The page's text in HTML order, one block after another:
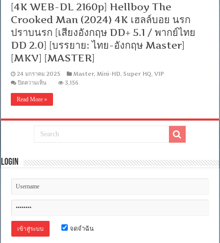
[4K WEB-DL 2160p] Hellboy The
Crooked Man (2024) 4K เฮลล์บอย นรก
ปราบนรก [เสียงอังกฤษ DD+ 5.1 / พากย์ไทย
DD 2.0] [บรรยาย: ไทย-อังกฤษ Master]
[MKV] [MASTER]
24 มกราคม 2025 Master, Mini-HD,Super HQ,VIP
ปิดความเห็น
DL
Hellboy
Crooked
Man
เฮ
บอย
อังกฤษ
5.1
3,156
Read More »
Login
จดจำฉัน